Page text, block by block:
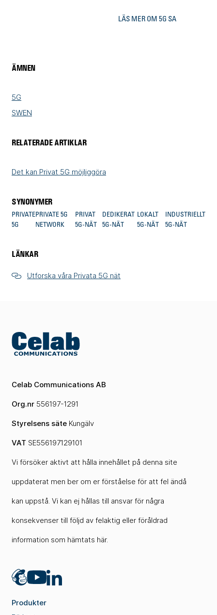
LÄS MER OM 5G SA
ÄMNEN
5G
SWEN
RELATERADE ARTIKLAR
Det kan Privat 5G möjliggöra
SYNONYMER
PRIVATE
5G
PRIVATE 5G
NETWORK
PRIVAT
5G-NÄT
DEDIKERAT
5G-NÄT
LOKALT
5G-NÄT
INDUSTRIELLT
5G-NÄT
LÄNKAR
Utforska våra Privata 5G nät
Celab Communications AB
Org.nr 556197-1291
Styrelsens säte Kungälv
VAT SE556197129101
Vi försöker aktivt att hålla innehållet på denna site
uppdaterat men ber om er förståelse för att fel ändå
kan uppstå. Vi kan ej hållas till ansvar för några
konsekvenser till följd av felaktig eller föråldrad
information som hämtats här.
Mailchimp
YouTubeLinkedIn
Produkter